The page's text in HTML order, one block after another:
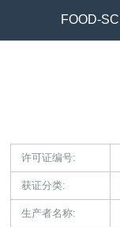
FOOD-SC
许可证编号:
获证分类:
生产者名称: